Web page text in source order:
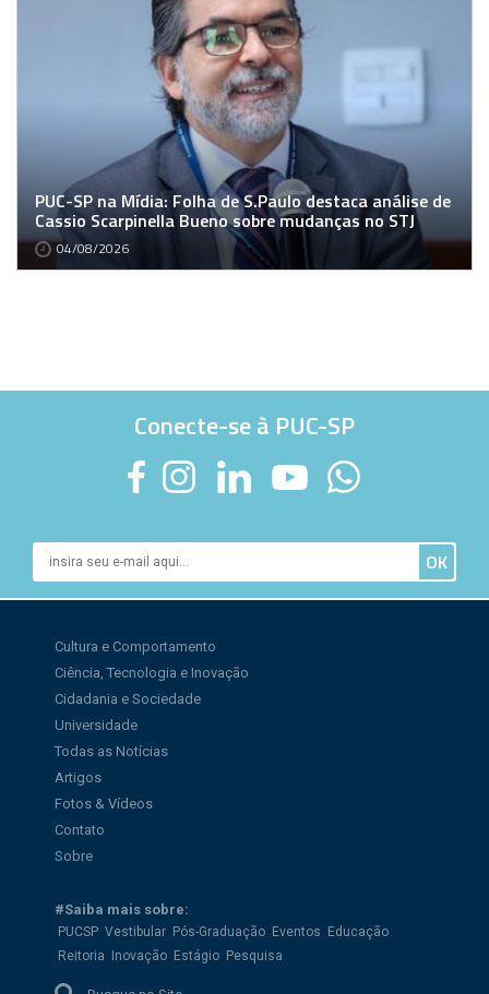
PUC-SP na Mídia: Folha de S.Paulo destaca análise de
Cassio Scarpinella Bueno sobre mudanças no STJ
04/08/2026
Conecte-se à PUC-SP
Cultura e Comportamento
Ciência, Tecnologia e Inovação
Cidadania e Sociedade
Universidade
Todas as Notícias
Artigos
Fotos & Vídeos
Contato
Sobre
#Saiba mais sobre:
PUCSP Vestibular Pós-Graduação Eventos
Educação
Reitoria
Inovação Estágio Pesquisa